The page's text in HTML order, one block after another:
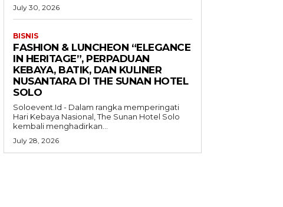
July 30, 2026
BISNIS
FASHION & LUNCHEON “ELEGANCE
IN HERITAGE”, PERPADUAN
KEBAYA, BATIK, DAN KULINER
NUSANTARA DI THE SUNAN HOTEL
SOLO
Soloevent.Id - Dalam rangka memperingati
Hari Kebaya Nasional, The Sunan Hotel Solo
kembali menghadirkan...
July 28, 2026